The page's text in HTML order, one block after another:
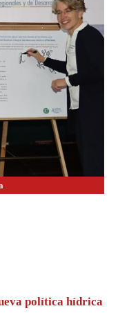
política hídrica